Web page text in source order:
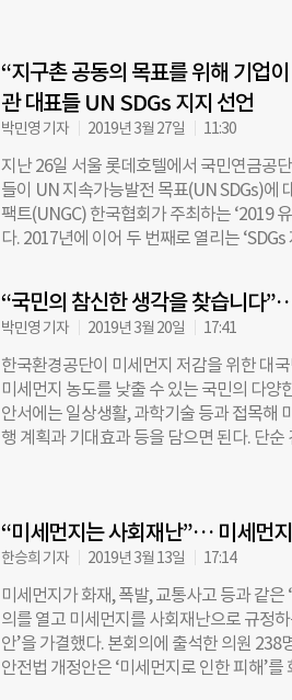
함께 배출되는 초미세먼지가 건강에 끼치
료 연소가 건강에 끼치는 결과를 정량화함
분명하게
이나 온실가스, 미세먼지 감축 방안 등이
획(2020~2034)은 지난해 12월 확정돼야
된 9차 전력계획 초안에 따르면, 2034년까
발전기로 전환한다는 계획이다. 다만 신규
량은 2020년 34.7GW에서 2034년 29GW
기후국장은 “2030년 온실가스 배출량 목
회가 비준한 파리기후협약의 ‘1.5도 목표’
주장했다. 이어 “2034년까지 석탄발전 30
이뤄진 ‘보령 3·4호기’는 배제된 것으로
년 룰’ 조차 제대로 관철되지 않았다”고
다. 이번 9차 전력계획은 처음으로 전략환
“지구촌 공동의 목표를 위해 기업
관 대표들 UN SDGs 지지 선언
박민영 기자 2019년 3월 27일 11:30
지난 26일 서울 롯데호텔에서 국민연금공
들이 UN 지속가능발전 목표(UN SDGs)에
팩트(UNGC) 한국협회가 주최하는 ‘2019
다. 2017년에 이어 두 번째로 열리는
SDGs는 2030년까지 UN과 국제사회가 달
평등, 양질의 교육 등 17가지 목표와 이를
져 있다. 2015년 193개 UN 회원국 대표들
민연금공단 ▲두산중공업 ▲롯데지주(주
▲유한킴벌리 ▲삼덕통상 ▲서울특별시
산업기술원 ▲한국중부발전 ▲한국수력
국토지주택공사 ▲한전KDN ▲해양환경
는 여러 문제 중 기후변화는 우리 삶에 직접
미세먼지 해결을 위한 범국가적 기구의 대
했다. 반 명예회장은 기업과 정부, 시민사
해결하기 위해서는 공동의 목표를 가지고
“국민의 참신한 생각을 찾습니다
박민영 기자 2019년 3월 20일 17:41
한국환경공단이 미세먼지 저감을 위한 대
미세먼지 농도를 낮출 수 있는 국민의 다양
안서에는 일상생활, 과학기술 등과 접목해
행 계획과 기대효과 등을 담으면 된다. 단
월 중 대상을 포함한 총 6건의 우수 아이디
는 관련 사업을 추진할 때 적극 반영된다.
1명에게는 100만원의 상금이 주어진다.
Copyrights ⓒ 더나은미래 &
“미세먼지는 사회재난”… 미세먼
한승희 기자 2019년 3월 13일 17:14
미세먼지가 화재, 폭발, 교통사고 등과 같은
의를 열고 미세먼지를 사회재난으로 규정
안’을 가결했다. 본회의에 출석한 의원
안전법 개정안은 ‘미세먼지로 인한 피해’